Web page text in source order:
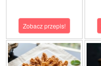
Zobacz przepis!